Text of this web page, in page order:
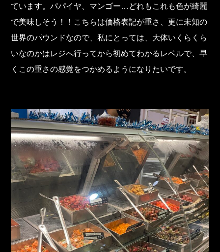
ています。パパイヤ、マンゴー…どれもこれも色が綺麗
で美味しそう！！こちらは価格表記が重さ、更に未知の
世界のパウンドなので、私にとっては、大体いくらくら
いなのかはレジへ行ってから初めてわかるレベルで、早
くこの重さの感覚をつかめるようになりたいです。